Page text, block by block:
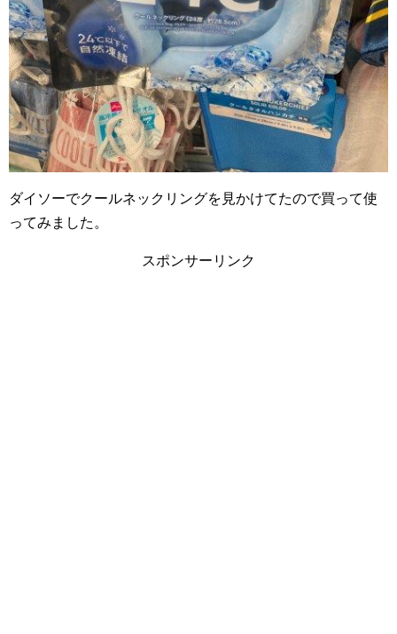
ダイソーでクールネックリングを見かけてたので買って使
ってみました。
スポンサーリンク